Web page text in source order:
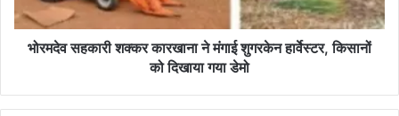
हार्वेस्टर,
किसानों
भोरमदेव सहकारी शक्कर कारखाना ने मंगाई शुगरकेन हार्वेस्टर, किसानों
को दिखाया गया डेमो